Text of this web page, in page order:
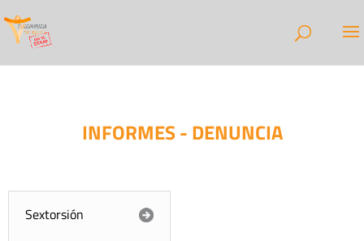
INFORMES - DENUNCIA
Sextorsión